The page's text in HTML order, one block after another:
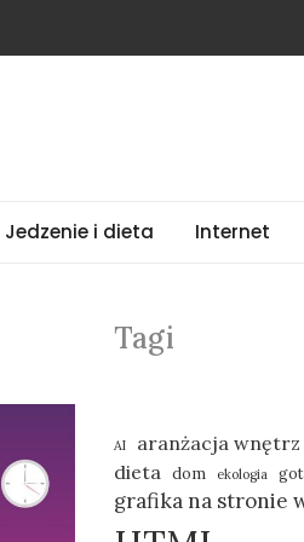
Jedzenie i dieta Internet
Tagi
AI aranżacja wnętrz
dieta dom ekologia
grafika na stronie